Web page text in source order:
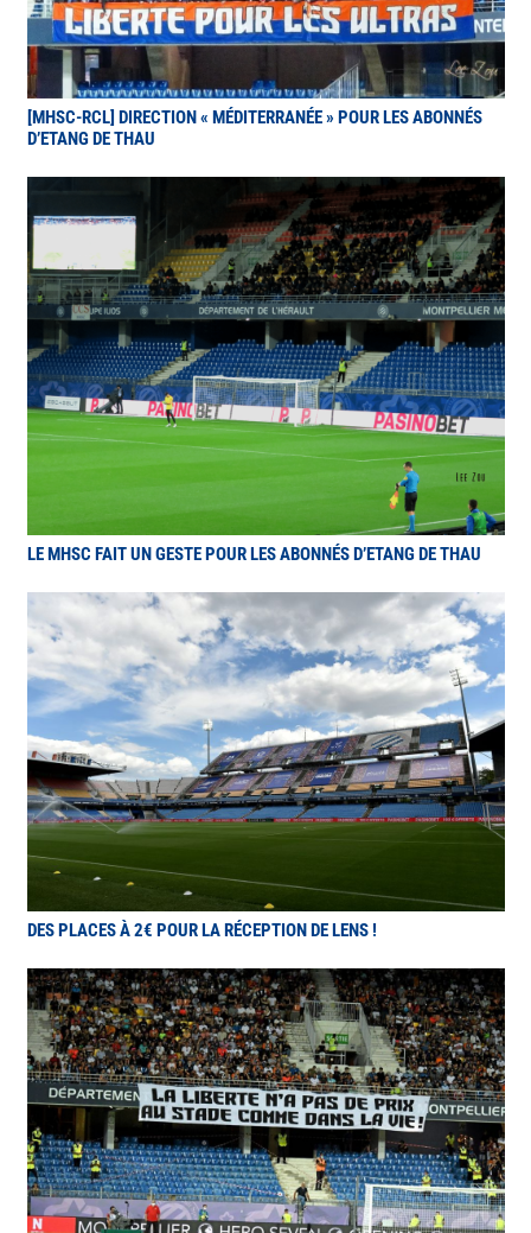
[MHSC-RCL] DIRECTION « MÉDITERRANÉE » POUR LES ABONNÉS
D’ETANG DE THAU
LE MHSC FAIT UN GESTE POUR LES ABONNÉS D’ETANG DE THAU
DES PLACES À 2€ POUR LA RÉCEPTION DE LENS !